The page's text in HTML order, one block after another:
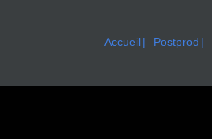
Accueil Postprod